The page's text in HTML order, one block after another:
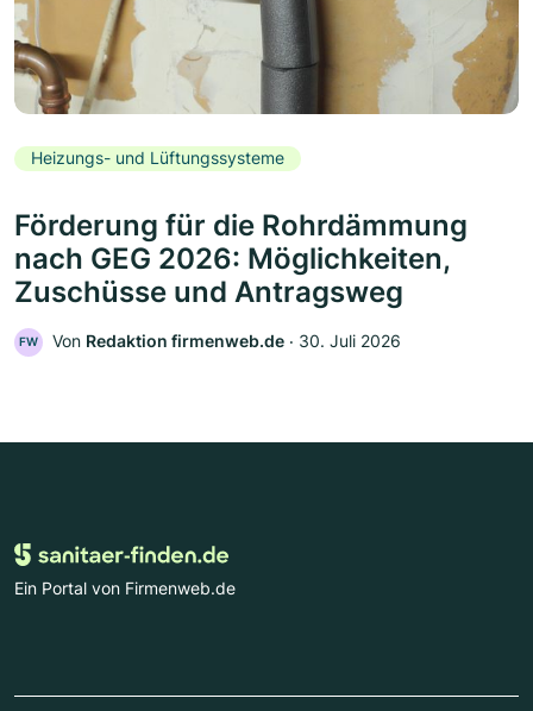
Heizungs- und Lüftungssysteme
Förderung für die Rohrdämmung
nach GEG 2026: Möglichkeiten,
Zuschüsse und Antragsweg
FW Von Redaktion firmenweb.de ‧ 30. Juli 2026
Ein Portal von Firmenweb.de